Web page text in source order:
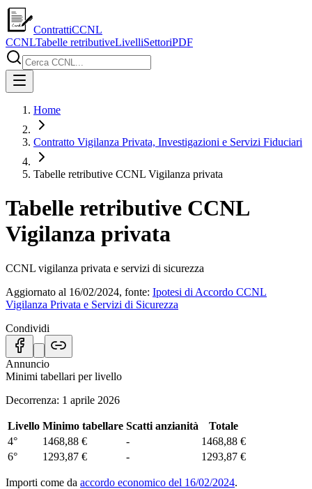
ContrattiCCNL
CCNLTabelle retributiveLivelliSettoriPDF
Home
Contratto Vigilanza Privata, Investigazioni e Servizi Fiduciari
Tabelle retributive CCNL Vigilanza privata
Tabelle retributive CCNL
Vigilanza privata
CCNL vigilanza privata e servizi di sicurezza
Aggiornato al 16/02/2024, fonte: Ipotesi di Accordo CCNL
Vigilanza Privata e Servizi di Sicurezza
Condividi
Annuncio
Minimi tabellari per livello
Decorrenza: 1 aprile 2026
Livello Minimo tabellare Scatti anzianità
Totale
4°
1468,88 € -
1468,88 €
6°
1293,87 € - 1293,87 €
Importi come da accordo economico del 16/02/2024.